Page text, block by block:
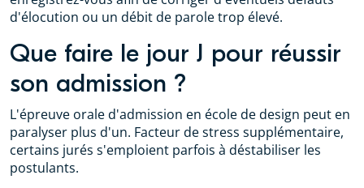
d'élocution ou un débit de parole trop élevé.
Que faire le jour J pour réussir
son admission ?
L'épreuve orale d'admission en école de design peut en
paralyser plus d'un. Facteur de stress supplémentaire,
certains jurés s'emploient parfois à déstabiliser les
postulants.